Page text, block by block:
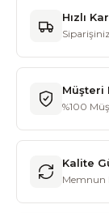
Hızlı
Müşteri
%100
Kalite
Memnun